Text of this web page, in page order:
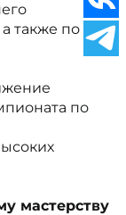
также по
по
мастерству